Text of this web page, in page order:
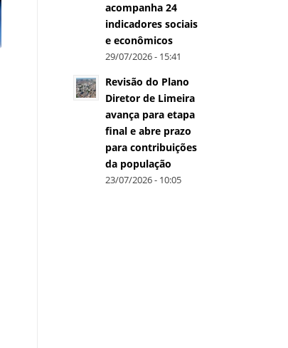
acompanha 24
indicadores sociais
e econômicos
29/07/2026 - 15:41
Revisão do Plano
Diretor de Limeira
avança para etapa
final e abre prazo
para contribuições
da população
23/07/2026 - 10:05